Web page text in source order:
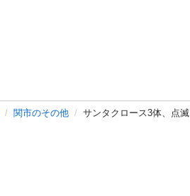
関市のその他 サンタクロース3体、点滅